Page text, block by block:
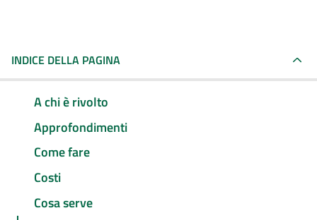
INDICE DELLA PAGINA
A chi è rivolto
Approfondimenti
Come fare
Costi
Cosa serve